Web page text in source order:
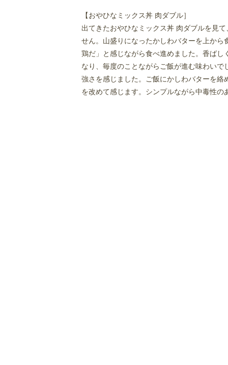
【おやひなミックス丼 肉ダブル］
出てきたおやひなミックス丼 肉ダブルを見
せん。山盛りになったかしわバターを上か
鶏だ」と感じながら食べ進めました。香ば
なり、毎度のことながらご飯が進む味わい
強さを感じました。ご飯にかしわバターを
を改めて感じます。シンプルながら中毒性